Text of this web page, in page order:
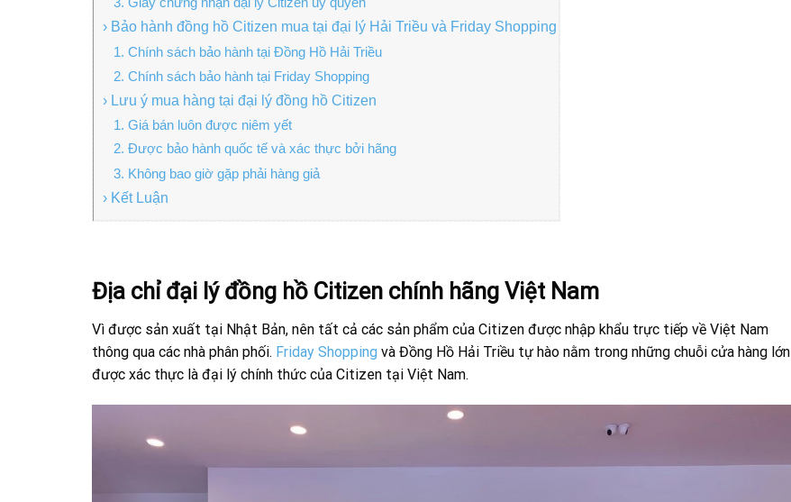
3. Giấy chứng nhận đại lý Citizen ủy quyền
› Bảo hành đồng hồ Citizen mua tại đại lý Hải Triều và Friday Shopping
1. Chính sách bảo hành tại Đồng Hồ Hải Triều
2. Chính sách bảo hành tại Friday Shopping
› Lưu ý mua hàng tại đại lý đồng hồ Citizen
1. Giá bán luôn được niêm yết
2. Được bảo hành quốc tế và xác thực bởi hãng
3. Không bao giờ gặp phải hàng giả
› Kết Luận
Địa chỉ đại lý đồng hồ Citizen chính hãng Việt Nam
Vì được sản xuất tại Nhật Bản, nên tất cả các sản phẩm của Citizen được nhập khẩu trực tiếp về Việt Nam
thông qua các nhà phân phối. Friday Shopping và Đồng Hồ Hải Triều tự hào nằm trong những chuỗi cửa hàng lớn
được xác thực là đại lý chính thức của Citizen tại Việt Nam.